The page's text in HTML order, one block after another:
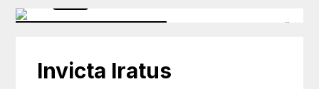
Invicta Iratus